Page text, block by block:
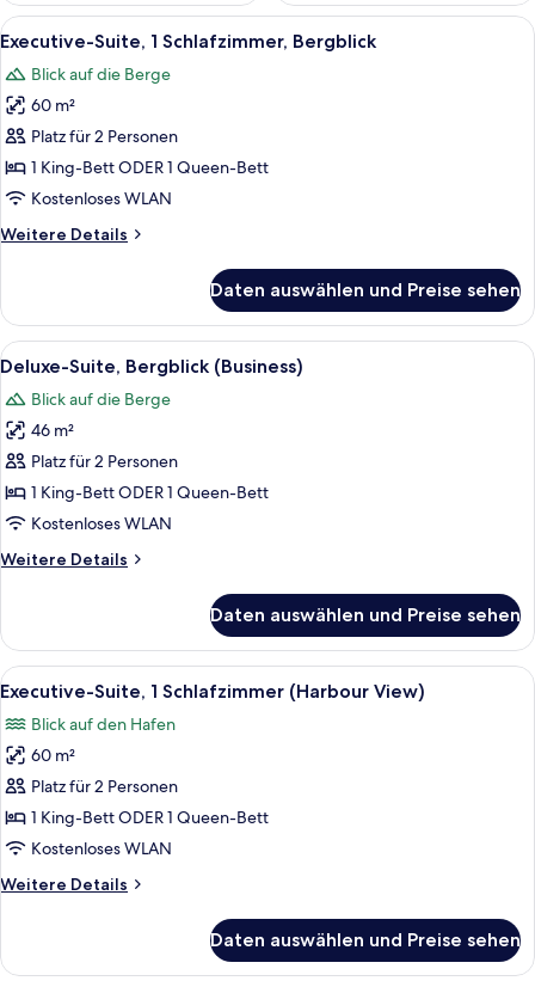
Alle
Fotos
für
Executive-
Suite,
1
Schlafzimmer,
anzeigen
Ein Hotelzimmer mit großem
6
Executive-Suite, 1 Schlafzimmer, Bergblick
Blick auf die Berge
60 m²
Platz für 2 Personen
1 King-Bett ODER 1 Queen-Bett
Kostenloses WLAN
Weitere Details
Weitere
Suite,
Schlafzimmer,
Daten auswählen und Preise sehen
Alle
Fotos
für
Deluxe-
Suite,
Bergblick
(Business)
Ein Hotelzimmer mit einem großen
6
Deluxe-Suite, Bergblick (Business)
Blick auf die Berge
46 m²
Platz für 2 Personen
1 King-Bett ODER 1 Queen-Bett
Kostenloses WLAN
Weitere Details
Weitere
Suite,
Bergblick
(Business)
Daten auswählen und Preise sehen
Alle
Fotos
für
Executive-
Suite,
1
Schlafzimmer
View)
Ein Hotelzimmer mit einem großen
8
Executive-Suite, 1 Schlafzimmer (Harbour View)
Blick auf den Hafen
60 m²
Platz für 2 Personen
1 King-Bett ODER 1 Queen-Bett
Kostenloses WLAN
Weitere Details
Weitere
Suite,
Daten auswählen und Preise sehen